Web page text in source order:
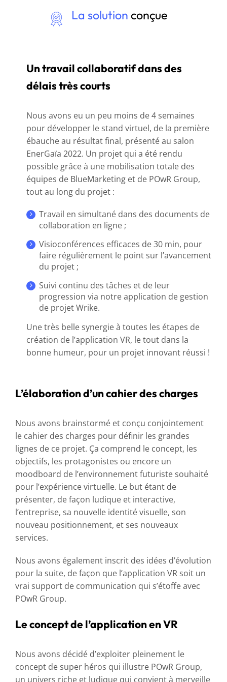
La solution conçue
Un travail collaboratif dans des
délais très courts
Nous avons eu un peu moins de 4 semaines
pour développer le stand virtuel, de la première
ébauche au résultat final, présenté au salon
EnerGaïa 2022. Un projet qui a été rendu
possible grâce à une mobilisation totale des
équipes de BlueMarketing et de POwR Group,
tout au long du projet :
Travail en simultané dans des documents de
collaboration en ligne ;
Visioconférences efficaces de 30 min, pour
faire régulièrement le point sur l’avancement
du projet ;
Suivi continu des tâches et de leur
progression via notre application de gestion
de projet Wrike.
Une très belle synergie à toutes les étapes de
création de l’application VR, le tout dans la
bonne humeur, pour un projet innovant réussi !
L’élaboration d’un cahier des charges
Nous avons brainstormé et conçu conjointement
le cahier des charges pour définir les grandes
lignes de ce projet. Ça comprend le concept, les
objectifs, les protagonistes ou encore un
moodboard de l’environnement futuriste souhaité
pour l’expérience virtuelle. Le but étant de
présenter, de façon ludique et interactive,
l’entreprise, sa nouvelle identité visuelle, son
nouveau positionnement, et ses nouveaux
services.
Nous avons également inscrit des idées d’évolution
pour la suite, de façon que l’application VR soit un
vrai support de communication qui s’étoffe avec
POwR Group.
Le concept de l’application en VR
Nous avons décidé d’exploiter pleinement le
concept de super héros qui illustre POwR Group,
un univers riche et ludique qui convient à merveille